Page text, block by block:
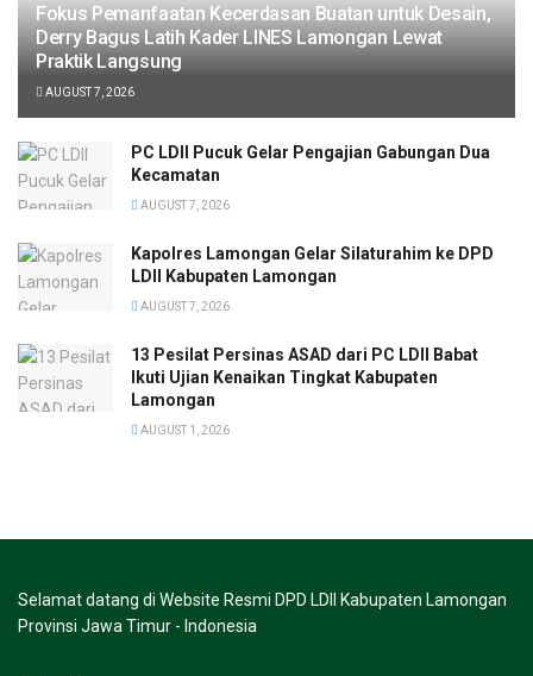
Fokus Pemanfaatan Kecerdasan Buatan untuk Desain,
Derry Bagus Latih Kader LINES Lamongan Lewat
Praktik Langsung
AUGUST 7, 2026
PC LDII Pucuk Gelar Pengajian Gabungan Dua
Kecamatan
AUGUST 7, 2026
Kapolres Lamongan Gelar Silaturahim ke DPD
LDII Kabupaten Lamongan
AUGUST 7, 2026
13 Pesilat Persinas ASAD dari PC LDII Babat
Ikuti Ujian Kenaikan Tingkat Kabupaten
Lamongan
AUGUST 1, 2026
Selamat datang di Website Resmi DPD LDII Kabupaten Lamongan
Provinsi Jawa Timur - Indonesia